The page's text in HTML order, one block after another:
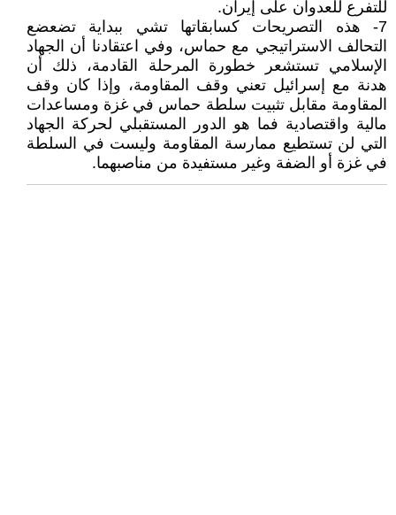
للتفرع للعدوان على إيران.
7- هذه التصريحات كسابقاتها تشي ببداية تضعضع
التحالف الاستراتيجي مع حماس، وفي اعتقادنا أن الجهاد
الإسلامي تستشعر خطورة المرحلة القادمة، ذلك أن
هدنة مع إسرائيل تعني وقف المقاومة، وإذا كان وقف
المقاومة مقابل تثبيت سلطة حماس في غزة ومساعدات
مالية واقتصادية فما هو الدور المستقبلي لحركة الجهاد
التي لن تستطيع ممارسة المقاومة وليست في السلطة
في غزة أو الضفة وغير مستفيدة من مناصبهما.